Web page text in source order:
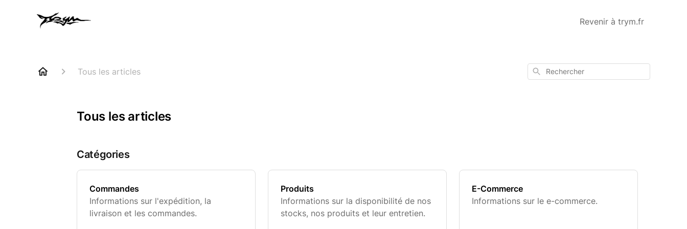
Revenir à trym.fr
Tous les articles Rechercher
Tous les articles
Catégories
Commandes
Informations sur l'expédition, la
livraison et les commandes.
Produits
Informations sur la disponibilité de nos
stocks, nos produits et leur entretien.
E-Commerce
Informations sur le e-commerce.